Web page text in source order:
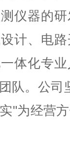
仪器的
计、电
体化专
队。公司
"为经营